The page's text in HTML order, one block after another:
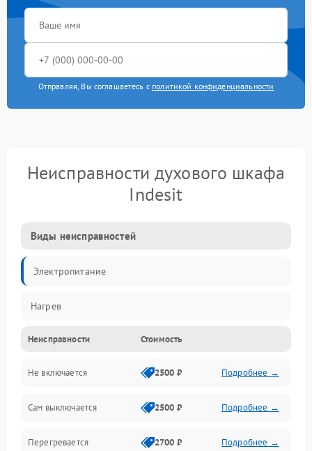
Отправляя, Вы соглашаетесь с политикой конфиденциальности
Неисправности духового шкафа
Indesit
Виды неисправностей
Электропитание
Нагрев
Неисправности Стоимость
Не включается 2500 ₽ Подробнее →
Сам выключается 2500 ₽ Подробнее →
Перегревается 2700 ₽ Подробнее →